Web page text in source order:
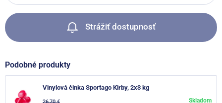
Strážiť dostupnosť
Podobné produkty
Vinylová činka Sportago Kirby, 2x3 kg
Skladom